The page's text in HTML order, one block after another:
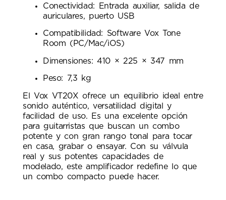
Conectividad: Entrada auxiliar, salida de
auriculares, puerto USB
Compatibilidad: Software Vox Tone
Room (PC/Mac/iOS)
Dimensiones: 410 × 225 × 347 mm
Peso: 7,3 kg
El Vox VT20X ofrece un equilibrio ideal entre
sonido auténtico, versatilidad digital y
facilidad de uso. Es una excelente opción
para guitarristas que buscan un combo
potente y con gran rango tonal para tocar
en casa, grabar o ensayar. Con su válvula
real y sus potentes capacidades de
modelado, este amplificador redefine lo que
un combo compacto puede hacer.